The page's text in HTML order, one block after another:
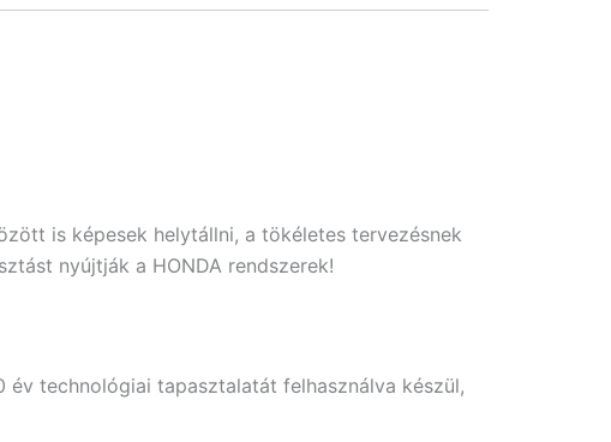
is képesek helytállni, a tökéletes tervezésnek
nyújtják a HONDA rendszerek!
technológiai tapasztalatát felhasználva készül,